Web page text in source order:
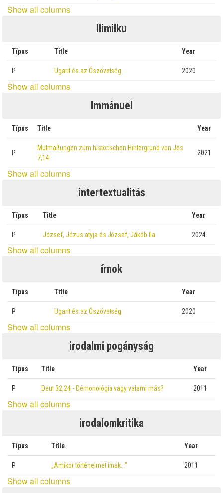
Show all columns
Ilimilku
Típus Title Year
P Ugarit és az Ószövetség 2020
Show all columns
Immánuel
Típus Title Year
P
Mutmaßungen zum historischen Hintergrund von Jes
7,14
2021
Show all columns
intertextualitás
Típus Title Year
P József, Jézus atyja és József, Jákób fia 2024
Show all columns
írnok
Típus Title Year
P Ugarit és az Ószövetség 2020
Show all columns
irodalmi pogányság
Típus Title Year
P Deut 32,24 - Démonológia vagy valami más? 2011
Show all columns
irodalomkritika
Típus Title Year
P „Amikor történelmet írnak…” 2011
Show all columns